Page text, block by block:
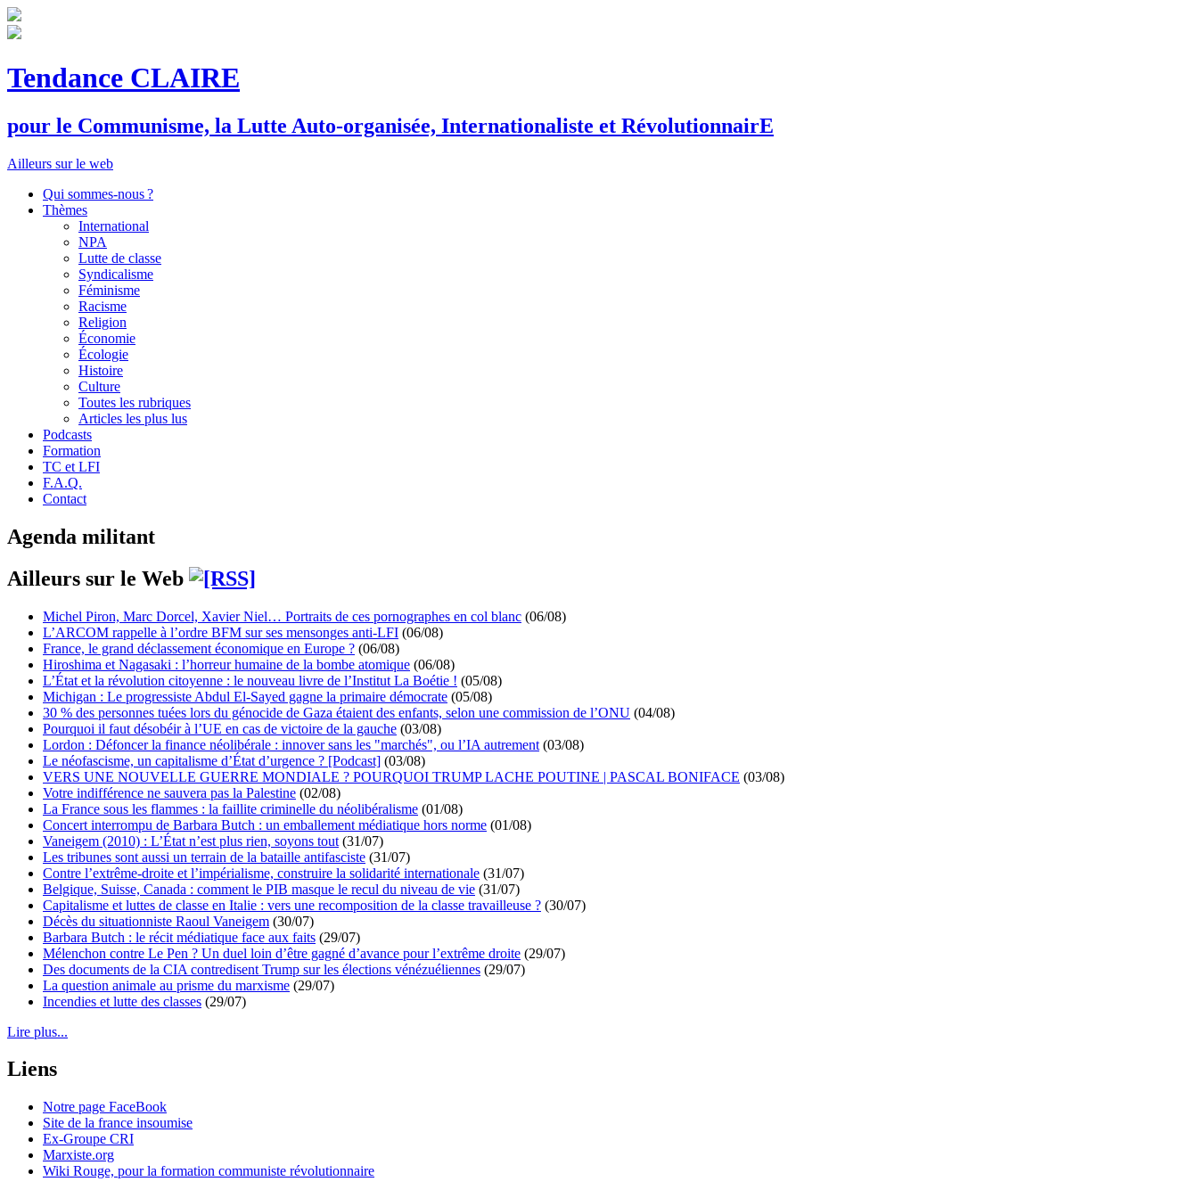
Tendance CLAIRE
pour le Communisme, la Lutte Auto-organisée, Internationaliste et RévolutionnairE
Ailleurs sur le web
Qui sommes-nous ?
Thèmes
International
NPA
Lutte de classe
Syndicalisme
Féminisme
Racisme
Religion
Économie
Écologie
Histoire
Culture
Toutes les rubriques
Articles les plus lus
Podcasts
Formation
TC et LFI
F.A.Q.
Contact
Agenda militant
Ailleurs sur le Web
Michel Piron, Marc Dorcel, Xavier Niel… Portraits de ces pornographes en col blanc (06/08)
L’ARCOM rappelle à l’ordre BFM sur ses mensonges anti-LFI (06/08)
France, le grand déclassement économique en Europe ? (06/08)
Hiroshima et Nagasaki : l’horreur humaine de la bombe atomique (06/08)
L’État et la révolution citoyenne : le nouveau livre de l’Institut La Boétie ! (05/08)
Michigan : Le progressiste Abdul El-Sayed gagne la primaire démocrate (05/08)
30 % des personnes tuées lors du génocide de Gaza étaient des enfants, selon une commission de l’ONU (04/08)
Pourquoi il faut désobéir à l’UE en cas de victoire de la gauche (03/08)
Lordon : Défoncer la finance néolibérale : innover sans les "marchés", ou l’IA autrement (03/08)
Le néofascisme, un capitalisme d’État d’urgence ? [Podcast] (03/08)
VERS UNE NOUVELLE GUERRE MONDIALE ? POURQUOI TRUMP LACHE POUTINE | PASCAL BONIFACE (03/08)
Votre indifférence ne sauvera pas la Palestine (02/08)
La France sous les flammes : la faillite criminelle du néolibéralisme (01/08)
Concert interrompu de Barbara Butch : un emballement médiatique hors norme (01/08)
Vaneigem (2010) : L’État n’est plus rien, soyons tout (31/07)
Les tribunes sont aussi un terrain de la bataille antifasciste (31/07)
Contre l’extrême-droite et l’impérialisme, construire la solidarité internationale (31/07)
Belgique, Suisse, Canada : comment le PIB masque le recul du niveau de vie (31/07)
Capitalisme et luttes de classe en Italie : vers une recomposition de la classe travailleuse ? (30/07)
Décès du situationniste Raoul Vaneigem (30/07)
Barbara Butch : le récit médiatique face aux faits (29/07)
Mélenchon contre Le Pen ? Un duel loin d’être gagné d’avance pour l’extrême droite (29/07)
Des documents de la CIA contredisent Trump sur les élections vénézuéliennes (29/07)
La question animale au prisme du marxisme (29/07)
Incendies et lutte des classes (29/07)
Lire plus...
Liens
Notre page FaceBook
Site de la france insoumise
Ex-Groupe CRI
Marxiste.org
Wiki Rouge, pour la formation communiste révolutionnaire